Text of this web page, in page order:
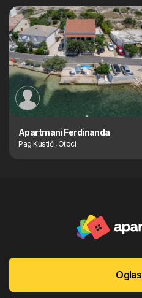
Apartmani Ferdinanda
Pag Kustići, Otoci